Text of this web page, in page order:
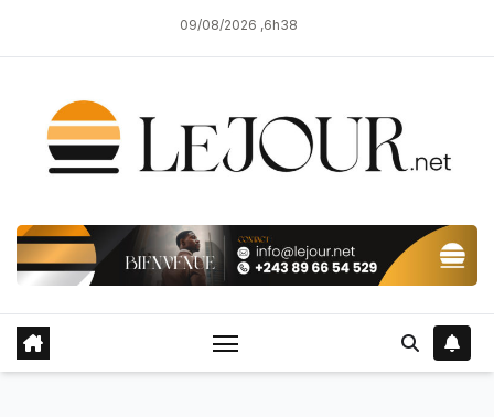
09/08/2026 ,6h38